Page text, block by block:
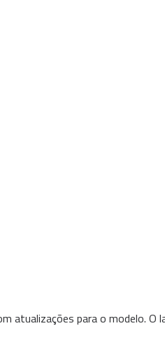
atualizações para o modelo.